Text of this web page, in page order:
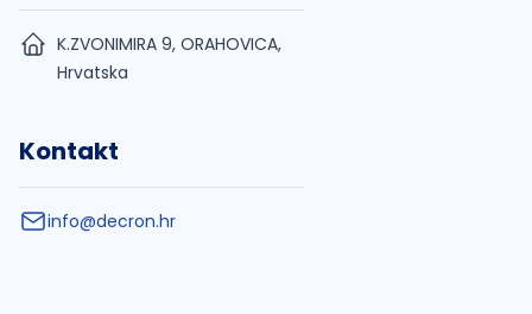
K.ZVONIMIRA 9, ORAHOVICA,
Hrvatska
Kontakt
info@decron.hr